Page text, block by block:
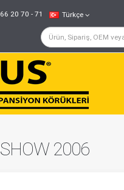
20 70 - 71 Türkçe
2006